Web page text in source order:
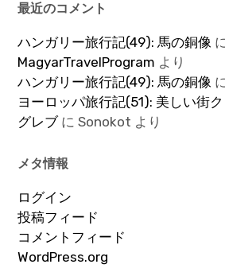
最近のコメント
ハンガリー旅行記(49): 馬の銅像
MagyarTravelProgram より
ハンガリー旅行記(49): 馬の銅像
ヨーロッパ旅行記(51): 美しい街
グレブにSonokot より
メタ情報
ログイン
投稿フィード
コメントフィード
WordPress.org